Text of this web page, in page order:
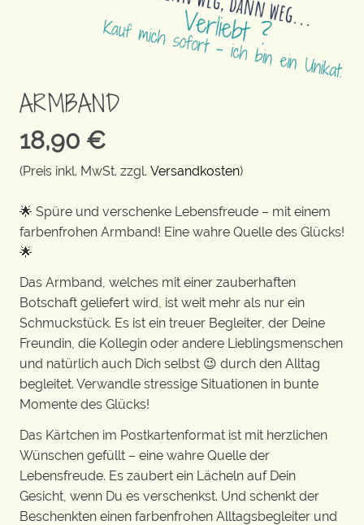
ARMBAND
18,90 €
(Preis inkl. MwSt. zzgl. Versandkosten)
🌟 Spüre und verschenke Lebensfreude – mit einem
farbenfrohen Armband! Eine wahre Quelle des Glücks!
🌟
Das Armband, welches mit einer zauberhaften
Botschaft geliefert wird, ist weit mehr als nur ein
Schmuckstück. Es ist ein treuer Begleiter, der Deine
Freundin, die Kollegin oder andere Lieblingsmenschen
und natürlich auch Dich selbst 😉 durch den Alltag
begleitet. Verwandle stressige Situationen in bunte
Momente des Glücks!
Das Kärtchen im Postkartenformat ist mit herzlichen
Wünschen gefüllt – eine wahre Quelle der
Lebensfreude. Es zaubert ein Lächeln auf Dein
Gesicht, wenn Du es verschenkst. Und schenkt der
Beschenkten einen farbenfrohen Alltagsbegleiter und